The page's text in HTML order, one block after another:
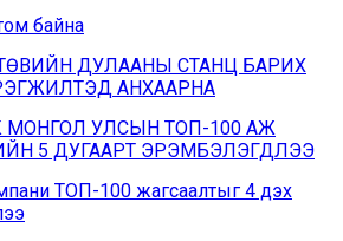
байна
ДУЛААНЫ СТАНЦ БАРИХ
АНХААРНА
МОНГОЛ УЛСЫН ТОП-100 АЖ
5 ДУГААРТ ЭРЭМБЭЛЭГДЛЭЭ
ТОП-100 жагсаалтыг 4 дэх